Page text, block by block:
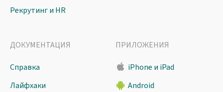
Рекрутинг и HR
ДОКУМЕНТАЦИЯ
Справка
Лайфхаки
ПРИЛОЖЕНИЯ
iPhone и iPad
Android